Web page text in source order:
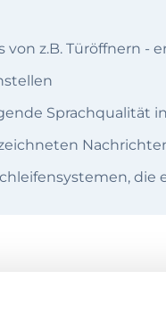
z.B. Türöffnern -
Sprachqualität